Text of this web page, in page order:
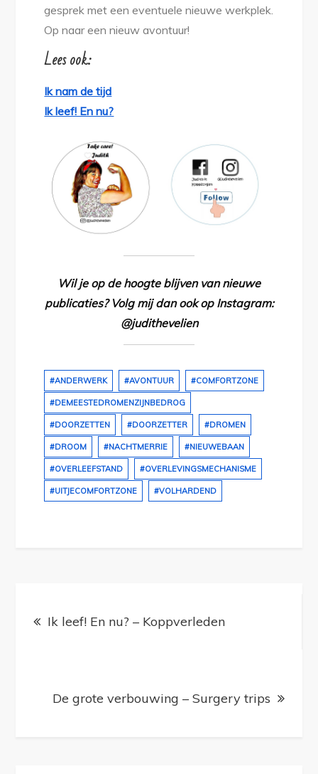
gesprek met een eventuele nieuwe werkplek.
Op naar een nieuw avontuur!
Lees ook:
Ik nam de tijd
Ik leef! En nu?
Wil je op de hoogte blijven van nieuwe
publicaties? Volg mij dan ook op Instagram:
@judithevelien
#ANDERWERK #AVONTUUR #COMFORTZONE
#DEMEESTEDROMENZIJNBEDROG
#DOORZETTEN #DOORZETTER #DROMEN
#DROOM #NACHTMERRIE #NIEUWEBAAN
#OVERLEEFSTAND #OVERLEVINGSMECHANISME
#UITJECOMFORTZONE #VOLHARDEND
Bericht
navigatie
Ik leef! En nu? – Koppverleden
De grote verbouwing – Surgery trips